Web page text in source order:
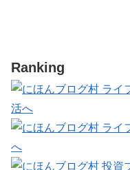
Ranking